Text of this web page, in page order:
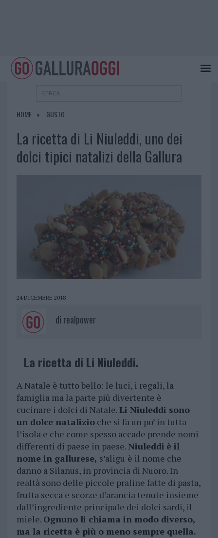
HOME GUSTO
La ricetta di Li Niuleddi, uno dei
dolci tipici natalizi della Gallura
24 DICEMBRE 2018
di realpower
La ricetta di Li Niuleddi.
A Natale è tutto bello: le luci, i regali, la
famiglia ma la parte più divertente è
cucinare i dolci di Natale.Li Niuleddi sono
un dolce natalizioche si fa un po’ in tutta
l’isola e che come spesso accade prende nomi
differenti di paese in paese.Niuleddi è il
nome in gallurese, s’aligu è il nome che
danno a Silanus, in provincia di Nuoro. In
realtà sono delle piccole praline fatte di pasta,
frutta secca e scorze d’arancia tenute insieme
dall’ingrediente principale dei dolci sardi, il
miele. Ognuno li chiama in modo diverso,
ma la ricetta è più o meno sempre quella.